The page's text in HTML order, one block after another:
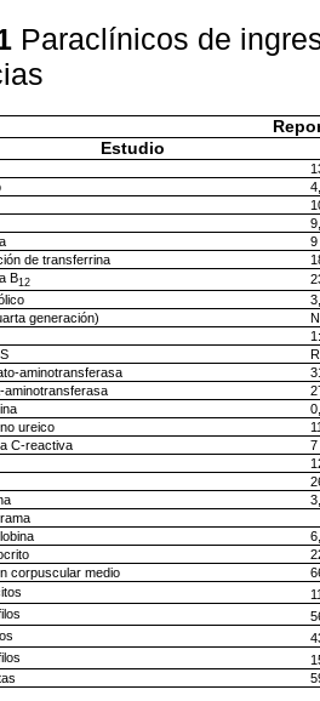
Paraclínicos de
Estudio
9
de transferrina
B12
generación)
aminotransferasa
aminotransferasa
ureico
C-reactiva
7
corpuscular medio